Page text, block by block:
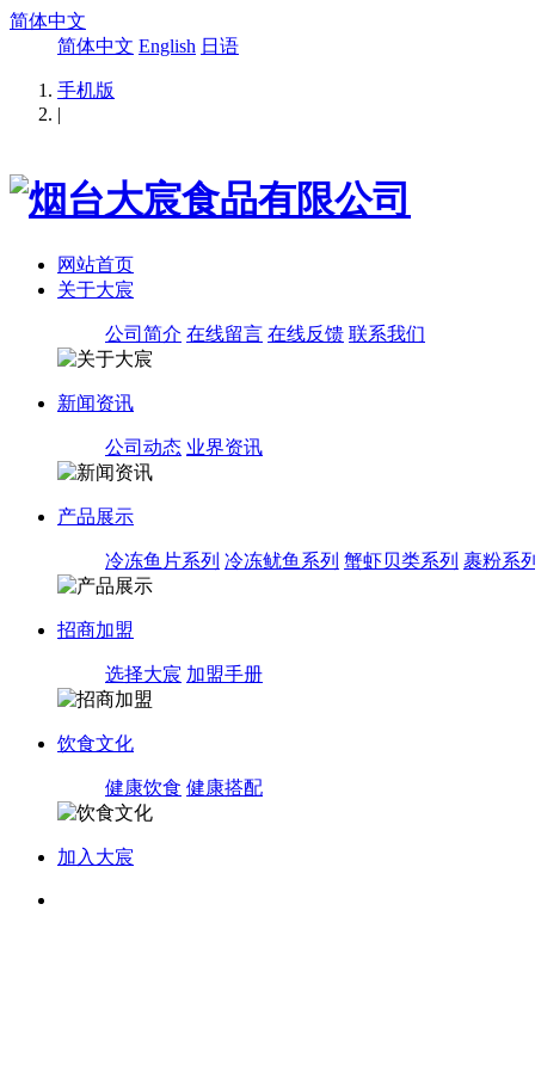
简体中文
简体中文 English 日语
手机版
|
网站首页
关于大宸
公司简介 在线留言 在线反馈 联系我们
新闻资讯
公司动态 业界资讯
产品展示
冷冻鱼片系列 冷冻鱿鱼系列 蟹虾贝类系列 裹粉系
招商加盟
选择大宸 加盟手册
饮食文化
健康饮食 健康搭配
加入大宸